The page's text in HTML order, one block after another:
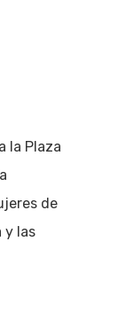
la Plaza
de
y las